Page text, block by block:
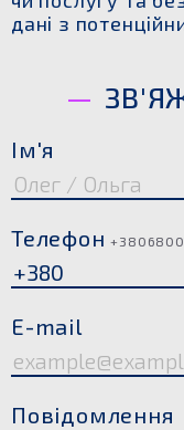
дані з
Ім'я
Телефон
E-mail
Повідомлення